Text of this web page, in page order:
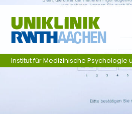
Ga naar navigatie
Institut für Medizinische Psychologie